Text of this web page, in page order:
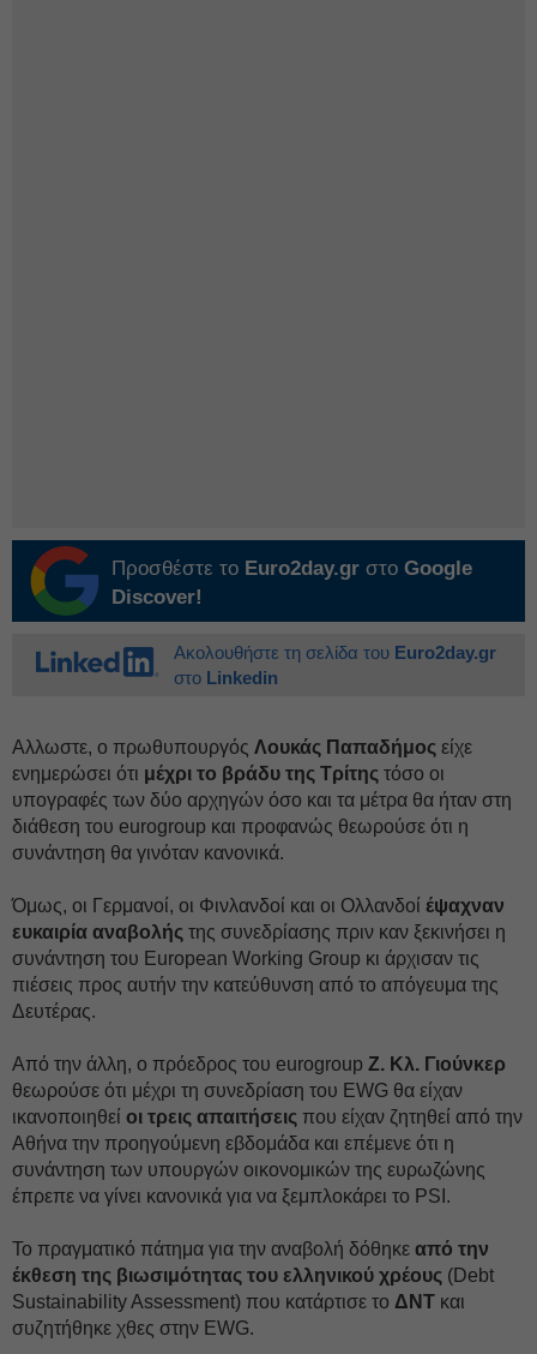
Προσθέστε το Euro2day.gr στο Google
Discover!
Ακολουθήστε τη σελίδα του Euro2day.gr
στο Linkedin
Αλλωστε, ο πρωθυπουργός Λουκάς Παπαδήμος είχε
ενημερώσει ότι μέχρι το βράδυ της Τρίτης τόσο οι
υπογραφές των δύο αρχηγών όσο και τα μέτρα θα ήταν στη
διάθεση του eurogroup και προφανώς θεωρούσε ότι η
συνάντηση θα γινόταν κανονικά.
Όμως, οι Γερμανοί, οι Φινλανδοί και οι Ολλανδοί έψαχναν
ευκαιρία αναβολής της συνεδρίασης πριν καν ξεκινήσει η
συνάντηση του European Working Group κι άρχισαν τις
πιέσεις προς αυτήν την κατεύθυνση από το απόγευμα της
Δευτέρας.
Από την άλλη, ο πρόεδρος του eurogroup Ζ. Κλ. Γιούνκερ
θεωρούσε ότι μέχρι τη συνεδρίαση του EWG θα είχαν
ικανοποιηθεί οι τρεις απαιτήσεις που είχαν ζητηθεί από την
Αθήνα την προηγούμενη εβδομάδα και επέμενε ότι η
συνάντηση των υπουργών οικονομικών της ευρωζώνης
έπρεπε να γίνει κανονικά για να ξεμπλοκάρει το PSI.
Το πραγματικό πάτημα για την αναβολή δόθηκε από την
έκθεση της βιωσιμότητας του ελληνικού χρέους (Debt
Sustainability Assessment) που κατάρτισε το ΔΝΤ και
συζητήθηκε χθες στην EWG.